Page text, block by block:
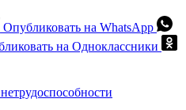
Опубликовать на WhatsApp
на Одноклассники